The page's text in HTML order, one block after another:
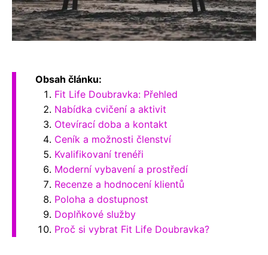
Obsah článku:
Fit Life Doubravka: Přehled
Nabídka cvičení a aktivit
Otevírací doba a kontakt
Ceník a možnosti členství
Kvalifikovaní trenéři
Moderní vybavení a prostředí
Recenze a hodnocení klientů
Poloha a dostupnost
Doplňkové služby
Proč si vybrat Fit Life Doubravka?